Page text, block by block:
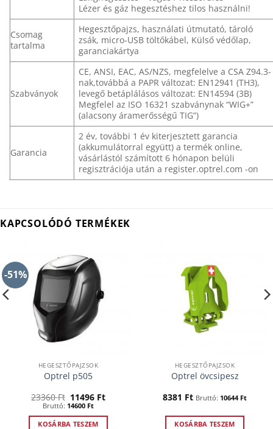
Lézer és gáz hegesztéshez tilos használni!
Csomag
tartalma
Hegesztőpajzs, használati útmutató, tároló
zsák, micro-USB töltőkábel, Külső védőlap,
garanciakártya
Szabványok
CE, ANSI, EAC, AS/NZS, megfelelve a CSA Z94.3-
nak,továbbá a PAPR változat: EN12941 (TH3),
levegő betáplálásos változat: EN14594 (3B)
Megfelel az ISO 16321 szabványnak “WIG+”
(alacsony áramerősségű TIG”)
Garancia
2 év, további 1 év kiterjesztett garancia
(akkumulátorral együtt) a termék online,
vásárlástól számított 6 hónapon belüli
regisztrációja után a register.optrel.com -on
KAPCSOLÓDÓ TERMÉKEK
-51%
HEGESZTŐPAJZSOK
Optrel p505
23360Ft Original
price
was:
23360 Ft.
11496 FtCurrent
price
11496 Ft.
Bruttó: 14600 Ft
KOSÁRBA TESZEM
HEGESZTŐPAJZSOK
Optrel övcsipesz
8381 Ft Bruttó: 10644 Ft
KOSÁRBA TESZEM